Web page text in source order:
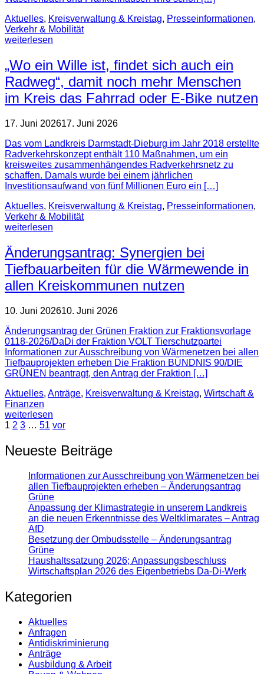
Aktuelles, Kreisverwaltung & Kreistag, Presse­informationen,
Verkehr & Mobilität
weiterlesen
„Wo ein Wille ist, findet sich auch ein
Radweg“, damit noch mehr Menschen
im Kreis das Fahrrad oder E-Bike nutzen
17. Juni 202617. Juni 2026
Das vom Landkreis Darmstadt-Dieburg im Jahr 2018 erstellte
Radverkehrskonzept enthält 110 Maßnahmen, um ein
kreisweites zusammenhängendes Radverkehrsnetz zu
schaffen. Damals wurde bei einem jährlichen
Investitionsaufwand von fünf Millionen Euro ein […]
Aktuelles, Kreisverwaltung & Kreistag, Presse­informationen,
Verkehr & Mobilität
weiterlesen
Änderungsantrag: Synergien bei
Tiefbauarbeiten für die Wärmewende in
allen Kreiskommunen nutzen
10. Juni 202610. Juni 2026
Änderungsantrag der Grünen Fraktion zur Fraktionsvorlage
0118-2026/DaDi der Fraktion VOLT Tierschutzpartei
Informationen zur Ausschreibung von Wärmenetzen bei allen
Tiefbauprojekten erheben Die Fraktion BÜNDNIS 90/DIE
GRÜNEN beantragt, den Antrag der Fraktion […]
Aktuelles, Anträge, Kreisverwaltung & Kreistag, Wirtschaft &
Finanzen
weiterlesen
1 2 3 … 51 vor
Neueste Beiträge
Informationen zur Ausschreibung von Wärmenetzen bei
allen Tiefbauprojekten erheben – Änderungsantrag
Grüne
Anpassung der Klimastrategie in unserem Landkreis
an die neuen Erkenntnisse des Weltklimarates – Antrag
AfD
Besetzung der Ombudsstelle – Änderungsantrag
Grüne
Haushaltssatzung 2026; Anpassungsbeschluss
Wirtschaftsplan 2026 des Eigenbetriebs Da-Di-Werk
Kategorien
Aktuelles
Anfragen
Antidiskrimi­nierung
Anträge
Ausbildung & Arbeit